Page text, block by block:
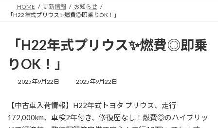
HOME 更新情報
お知らせ
「H22年式プリウス✨燃費◎即乗りOK！」
「H22年式プリウス✨燃費◎即乗
りOK！」
2025年9月22日
最
新
日
時
2025年9月22日
【中古車入荷情報】H22年式トヨタ プリウス、走行
172,000km、車検2年付き、修復歴なし！燃費◎のハイブリッ